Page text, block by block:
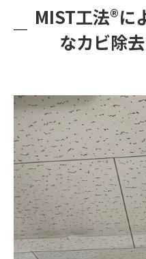
MIST工法®に
なカビ除